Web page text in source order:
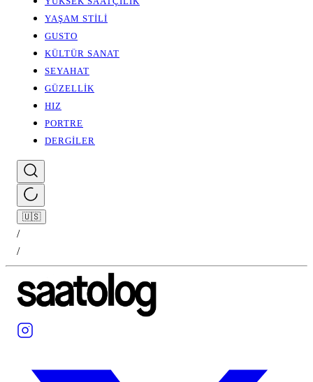
YAŞAM STİLİ
GUSTO
KÜLTÜR SANAT
SEYAHAT
GÜZELLİK
HIZ
PORTRE
DERGİLER
🇺🇸
/
/